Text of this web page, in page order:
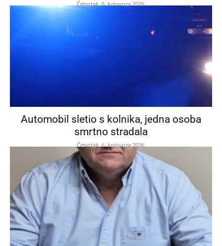
Četvrtak, 6. kolovoza 2026.
Automobil sletio s kolnika, jedna osoba
smrtno stradala
Četvrtak, 6. kolovoza 2026.